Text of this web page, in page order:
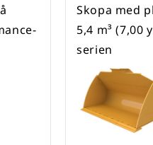
Skopa med
5,4 m³ (7,00
serien